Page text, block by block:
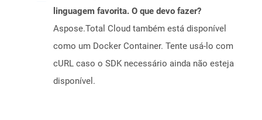
linguagem favorita. O que devo fazer?
Aspose.Total Cloud também está disponível
como um Docker Container. Tente usá-lo com
cURL caso o SDK necessário ainda não esteja
disponível.